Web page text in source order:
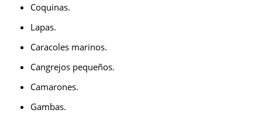
Coquinas.
Lapas.
Caracoles marinos.
Cangrejos pequeños.
Camarones.
Gambas.